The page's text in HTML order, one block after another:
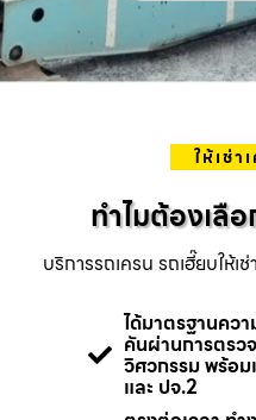
ให้เช่า
ทำไมต้องเลื
บริการรถเครน รถเฮี๊ยบให้
ได้มาตรฐานคว
คันผ่านการตรว
วิศวกรรม พร้อม
และ ปจ.2